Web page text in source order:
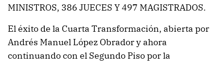
MINISTROS, 386 JUECES Y 497 MAGISTRADOS.
El éxito de la Cuarta Transformación, abierta por
Andrés Manuel López Obrador y ahora
continuando con el Segundo Piso por la